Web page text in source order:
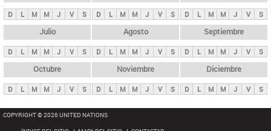
i
p
a
l
s
D L M M J V S D L M M J V S D L M M J V S
Julio
D L M M J V S
Agosto
D L M M J V S
Septiembre
D L M M J V S
Octubre
D L M M J V S
Noviembre
D L M M J V S
Diciembre
D L M M J V S
COPYRIGHT © 2026 UNITED NATIONS